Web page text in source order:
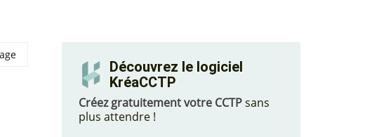
Découvrez le logiciel
KréaCCTP
Créez gratuitement votre CCTPsans
plus attendre !